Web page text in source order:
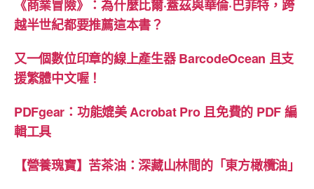
《商業冒險》：為什麼比爾·蓋茲與華倫·巴菲特，跨
越半世紀都要推薦這本書？
又一個數位印章的線上產生器 BarcodeOcean 且支
援繁體中文喔！
PDFgear：功能媲美 Acrobat Pro 且免費的 PDF 編
輯工具
【營養瑰寶】苦茶油：深藏山林間的「東方橄欖油」